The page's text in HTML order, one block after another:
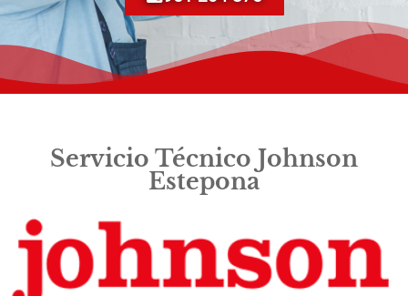
Servicio Técnico Johnson
Estepona